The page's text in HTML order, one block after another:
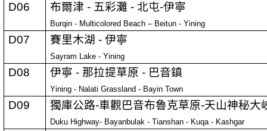
D06 布爾津 - 五彩灘 -北屯-伊寧
Burqin - Multicolored Beach – Beitun - Yining
D07 賽里木湖 -伊寧
Sayram Lake - Yining
D08 伊寧 - 那拉提草原 - 巴音鎮
Yining - Nalati Grassland - Bayin Town
D09 獨庫公路-車觀巴音布魯克草原-天山神秘大
Duku Highway- Bayanbulak - Tianshan - Kuqa - Kashgar